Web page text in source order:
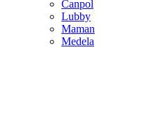
Canpol
Lubby
Maman
Medela